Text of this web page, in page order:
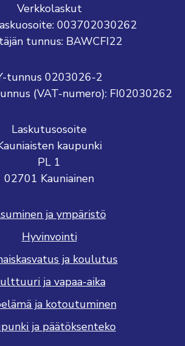
Verkkolaskut
003702030262
tunnus: BAWCFI22
tunnus 0203026-2
(VAT-numero): FI02030262
Laskutusosoite
kaupunki
PL 1
02701 Kauniainen
ja ympäristö
Hyvinvointi
ja koulutus
ja vapaa-aika
ja kotoutuminen
ja päätöksenteko